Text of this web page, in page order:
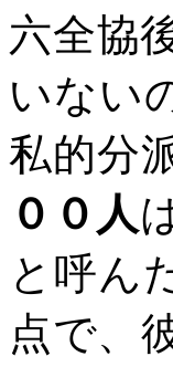
六全協
いない
私的分
００人
と呼ん
点で、